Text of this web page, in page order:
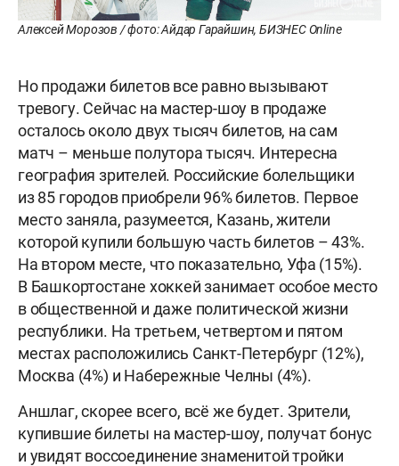
Алексей Морозов / фото: Айдар Гарайшин, БИЗНЕС Online
Но продажи билетов все равно вызывают
тревогу. Сейчас на мастер-шоу в продаже
осталось около двух тысяч билетов, на сам
матч – меньше полутора тысяч. Интересна
география зрителей. Российские болельщики
из 85 городов приобрели 96% билетов. Первое
место заняла, разумеется, Казань, жители
которой купили большую часть билетов – 43%.
На втором месте, что показательно, Уфа (15%).
В Башкортостане хоккей занимает особое место
в общественной и даже политической жизни
республики. На третьем, четвертом и пятом
местах расположились Санкт-Петербург (12%),
Москва (4%) и Набережные Челны (4%).
Аншлаг, скорее всего, всё же будет. Зрители,
купившие билеты на мастер-шоу, получат бонус
и увидят воссоединение знаменитой тройки